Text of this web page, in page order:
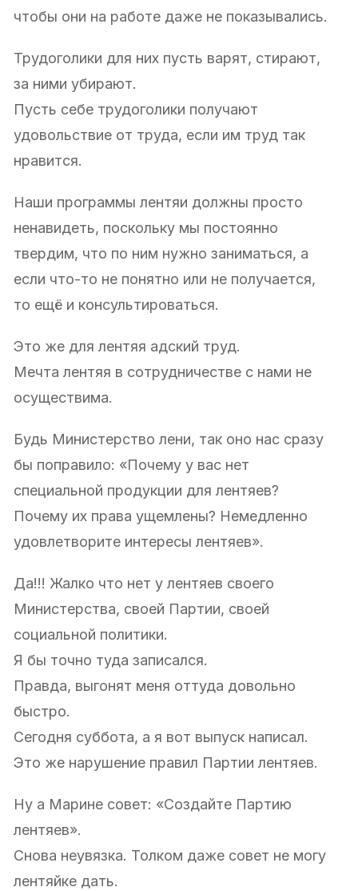
чтобы они на работе даже не показывались.
Трудоголики для них пусть варят, стирают,
за ними убирают.
Пусть себе трудоголики получают
удовольствие от труда, если им труд так
нравится.
Наши программы лентяи должны просто
ненавидеть, поскольку мы постоянно
твердим, что по ним нужно заниматься, а
если что-то не понятно или не получается,
то ещё и консультироваться.
Это же для лентяя адский труд.
Мечта лентяя в сотрудничестве с нами не
осуществима.
Будь Министерство лени, так оно нас сразу
бы поправило: «Почему у вас нет
специальной продукции для лентяев?
Почему их права ущемлены? Немедленно
удовлетворите интересы лентяев».
Да!!! Жалко что нет у лентяев своего
Министерства, своей Партии, своей
социальной политики.
Я бы точно туда записался.
Правда, выгонят меня оттуда довольно
быстро.
Сегодня суббота, а я вот выпуск написал.
Это же нарушение правил Партии лентяев.
Ну а Марине совет: «Создайте Партию
лентяев».
Снова неувязка. Толком даже совет не могу
лентяйке дать.